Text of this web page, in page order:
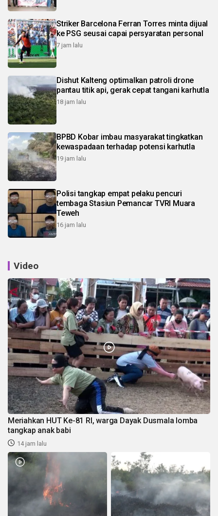
Striker Barcelona Ferran Torres minta dijual
ke PSG seusai capai persyaratan personal
7 jam lalu
Dishut Kalteng optimalkan patroli drone
pantau titik api, gerak cepat tangani karhutla
18 jam lalu
BPBD Kobar imbau masyarakat tingkatkan
kewaspadaan terhadap potensi karhutla
19 jam lalu
Polisi tangkap empat pelaku pencuri
tembaga Stasiun Pemancar TVRI Muara
Teweh
16 jam lalu
Video
Meriahkan HUT Ke-81 RI, warga Dayak Dusmala lomba
tangkap anak babi
14 jam lalu